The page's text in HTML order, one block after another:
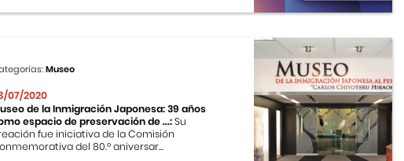
Museo
07/2020
de la Inmigración Japonesa: 39 años
espacio de preservación de ...:Su
fue iniciativa de la Comisión
del 80.º aniversar...